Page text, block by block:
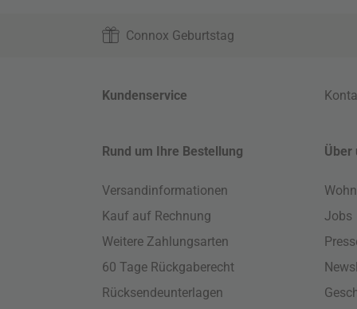
Connox Geburtstag
Kundenservice
Rund um Ihre Bestellung
Versandinformationen
Kauf auf Rechnung
Weitere Zahlungsarten
60 Tage Rückgaberecht
Rücksendeunterlagen
Über
Jobs